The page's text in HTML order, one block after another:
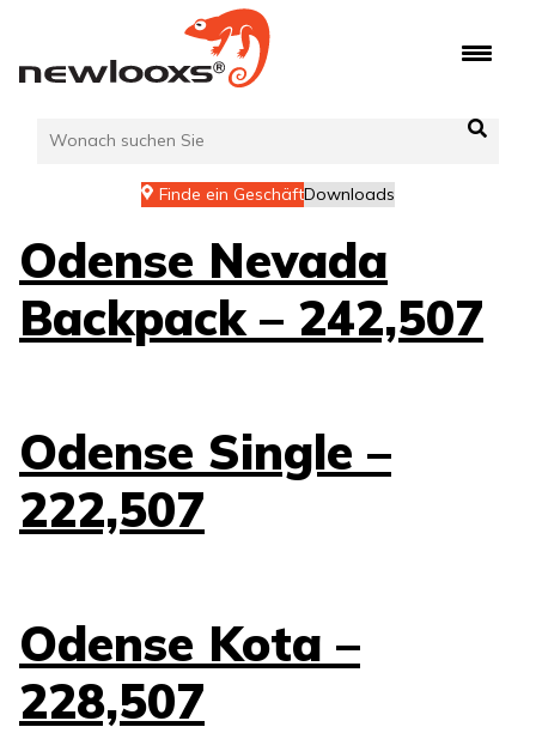
springen
Finde ein GeschäftDownloads
Odense Nevada
Backpack – 242,507
Odense Single –
222,507
Odense Kota –
228,507